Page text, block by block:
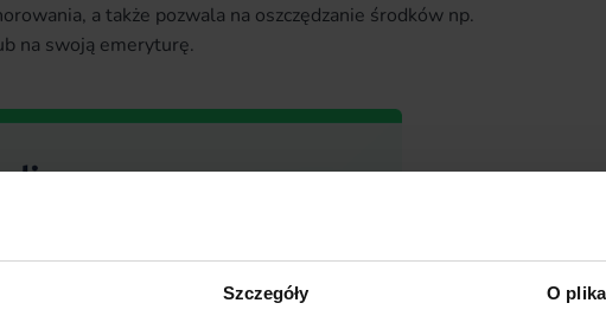
Szczegóły O
a także pozwala na oszczędzanie środków np.
na swoją emeryturę.